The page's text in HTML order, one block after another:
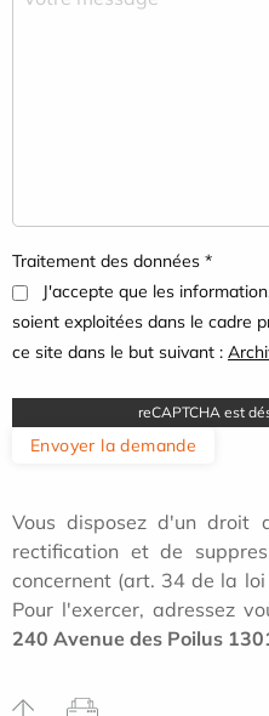
Traitement des données *
J'accepte que les
soient exploitées dans le cadre
ce site dans le but suivant :
reCAPTCHA est
Envoyer la demande
Vous disposez d'un droit
rectification et de
concernent (art. 34 de la
Pour l'exercer, adressez
240 Avenue des Poilus